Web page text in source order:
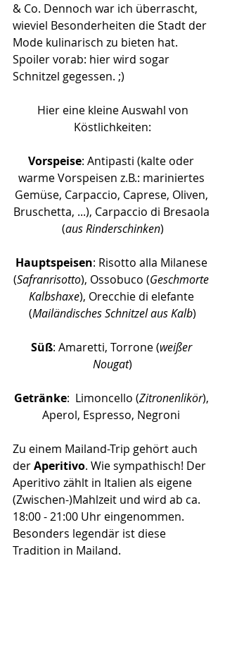
& Co. Dennoch war ich überrascht,
wieviel Besonderheiten die Stadt der
Mode kulinarisch zu bieten hat.
Spoiler vorab: hier wird sogar
Schnitzel gegessen. ;)
Köstlichkeiten:
Vorspeise: Antipasti (kalte oder
warme Vorspeisen z.B.: mariniertes
Gemüse, Carpaccio, Caprese, Oliven,
Bruschetta, ...), Carpaccio di Bresaola
(aus Rinderschinken)
Hauptspeisen: Risotto alla Milanese
(Safranrisotto), Ossobuco (Geschmorte
Kalbshaxe), Orecchie di elefante
(Mailändisches Schnitzel aus Kalb)
Süß: Amaretti, Torrone (weißer
Nougat)
Getränke:  Limoncello (Zitronenlikör),
Aperol, Espresso, Negroni
Zu einem Mailand-Trip gehört auch
der Aperitivo. Wie sympathisch! Der
Aperitivo zählt in Italien als eigene
(Zwischen-)Mahlzeit und wird ab ca.
18:00 - 21:00 Uhr eingenommen.
Besonders legendär ist diese
Tradition in Mailand.